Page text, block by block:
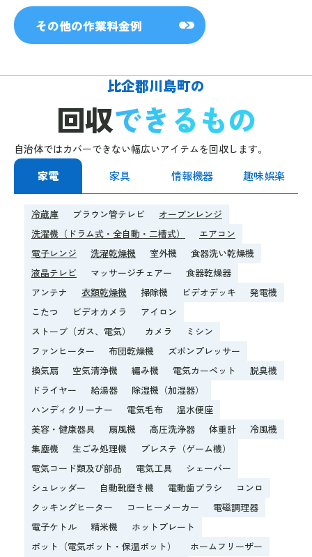
その他の作業料金例
比企郡川島町の
回収できるもの
自治体ではカバーできない幅広いアイテムを回収します。
家電 家具 情報機器 趣味娯楽
冷蔵庫 ブラウン管テレビ
オーブンレンジ
洗濯機（ドラム式・全自動・二槽式）
エアコン
電子レンジ
洗濯乾燥機 室外機
食器洗い乾燥機
液晶テレビ
マッサージチェアー
食器乾燥器
アンテナ
衣類乾燥機 掃除機 ビデオデッキ
発電機
こたつ
ビデオカメラ
アイロン
ストーブ（ガス、電気）
カメラ
ミシン
ファンヒーター
布団乾燥機
ズボンプレッサー
換気扇
空気清浄機 編み機 電気カーペット
脱臭機
ドライヤー
給湯器
除湿機（加湿器）
ハンディクリーナー
電気毛布
温水便座
美容・健康器具
扇風機 高圧洗浄器 体重計
冷風機
集塵機
生ごみ処理機
プレステ（ゲーム機）
電気コード類及び部品
電気工具
シェーバー
シュレッダー
自動靴磨き機 電動歯ブラシ
コンロ
クッキングヒーター
コーヒーメーカー
電磁調理器
電子ケトル
精米機
ホットプレート
ポット（電気ポット・保温ポット）
ホームフリーザー